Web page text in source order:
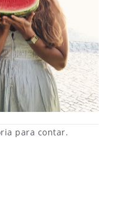
para contar.